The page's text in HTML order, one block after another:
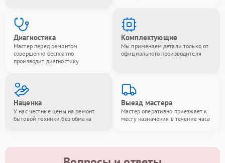
Диагностика
Мастер перед ремонтом
совершенно бесплатно
производит диагностику
Комплектующие
Мы применяем детали только от
официального производителя
Наценка
У нас честные цены на ремонт
бытовой техники без обмана
Выезд мастера
Мастер оперативно приезжает к
месту назначения в течение часа